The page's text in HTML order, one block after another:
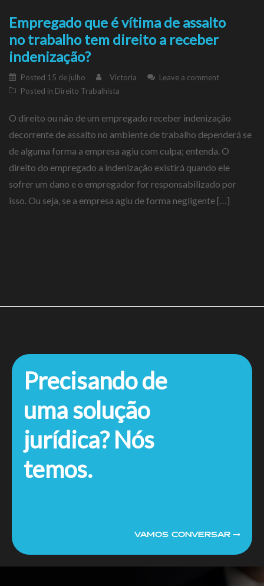
Empregado que é vítima de assalto
no trabalho tem direito a receber
indenização?
Posted 15 de julho Victoria
Leave a comment
Posted in Direito Trabalhista
O direito ou não de um empregado receber indenização
decorrente de assalto no ambiente de trabalho dependerá se
de alguma forma a empresa agiu com culpa; entenda. O
direito do empregado a indenização existirá quando ele
sofrer um dano e o empregador for responsabilizado por
isso. Ou seja, se a empresa agiu de forma negligente […]
Precisando de
uma solução
jurídica? Nós
temos.
VAMOS CONVERSAR